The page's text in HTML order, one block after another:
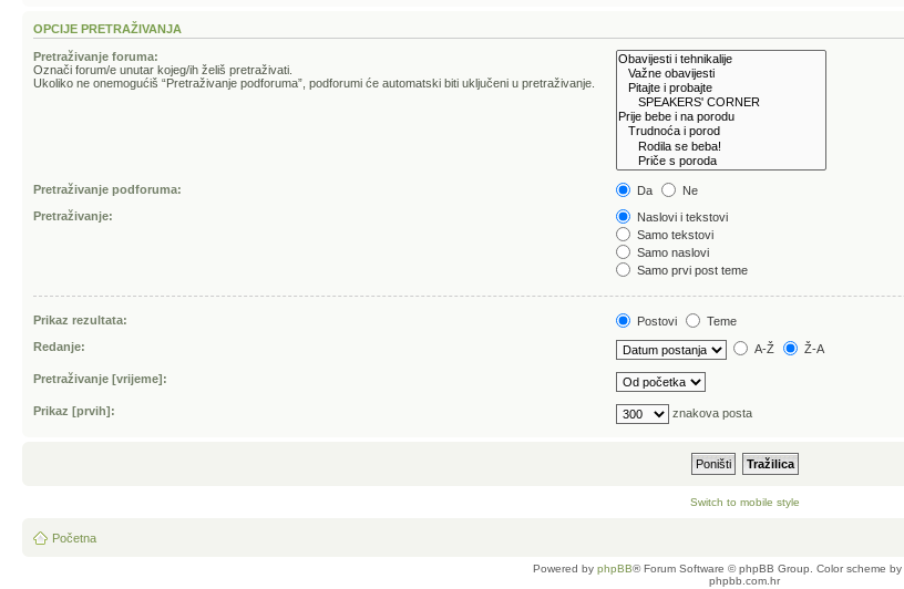
OPCIJE PRETRAŽIVANJA
Pretraživanje foruma:
Označi forum/e unutar kojeg/ih želiš pretraživati.
Ukoliko ne onemogućiš “Pretraživanje podforuma”, podforumi će automatski biti uključeni u pretraživanje.
Pretraživanje podforuma: Da
Ne
Pretraživanje:
Naslovi i tekstovi
Samo tekstovi
Samo naslovi
Samo prvi post teme
Prikaz rezultata: Postovi
Teme
Redanje:
A-Ž Ž-A
Pretraživanje [vrijeme]:
Prikaz [prvih]: znakova posta
Switch to mobile style
Početna
Powered by phpBB® Forum Software © phpBB Group. Color scheme by
phpbb.com.hr